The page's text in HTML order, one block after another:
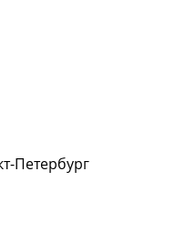
Петербург